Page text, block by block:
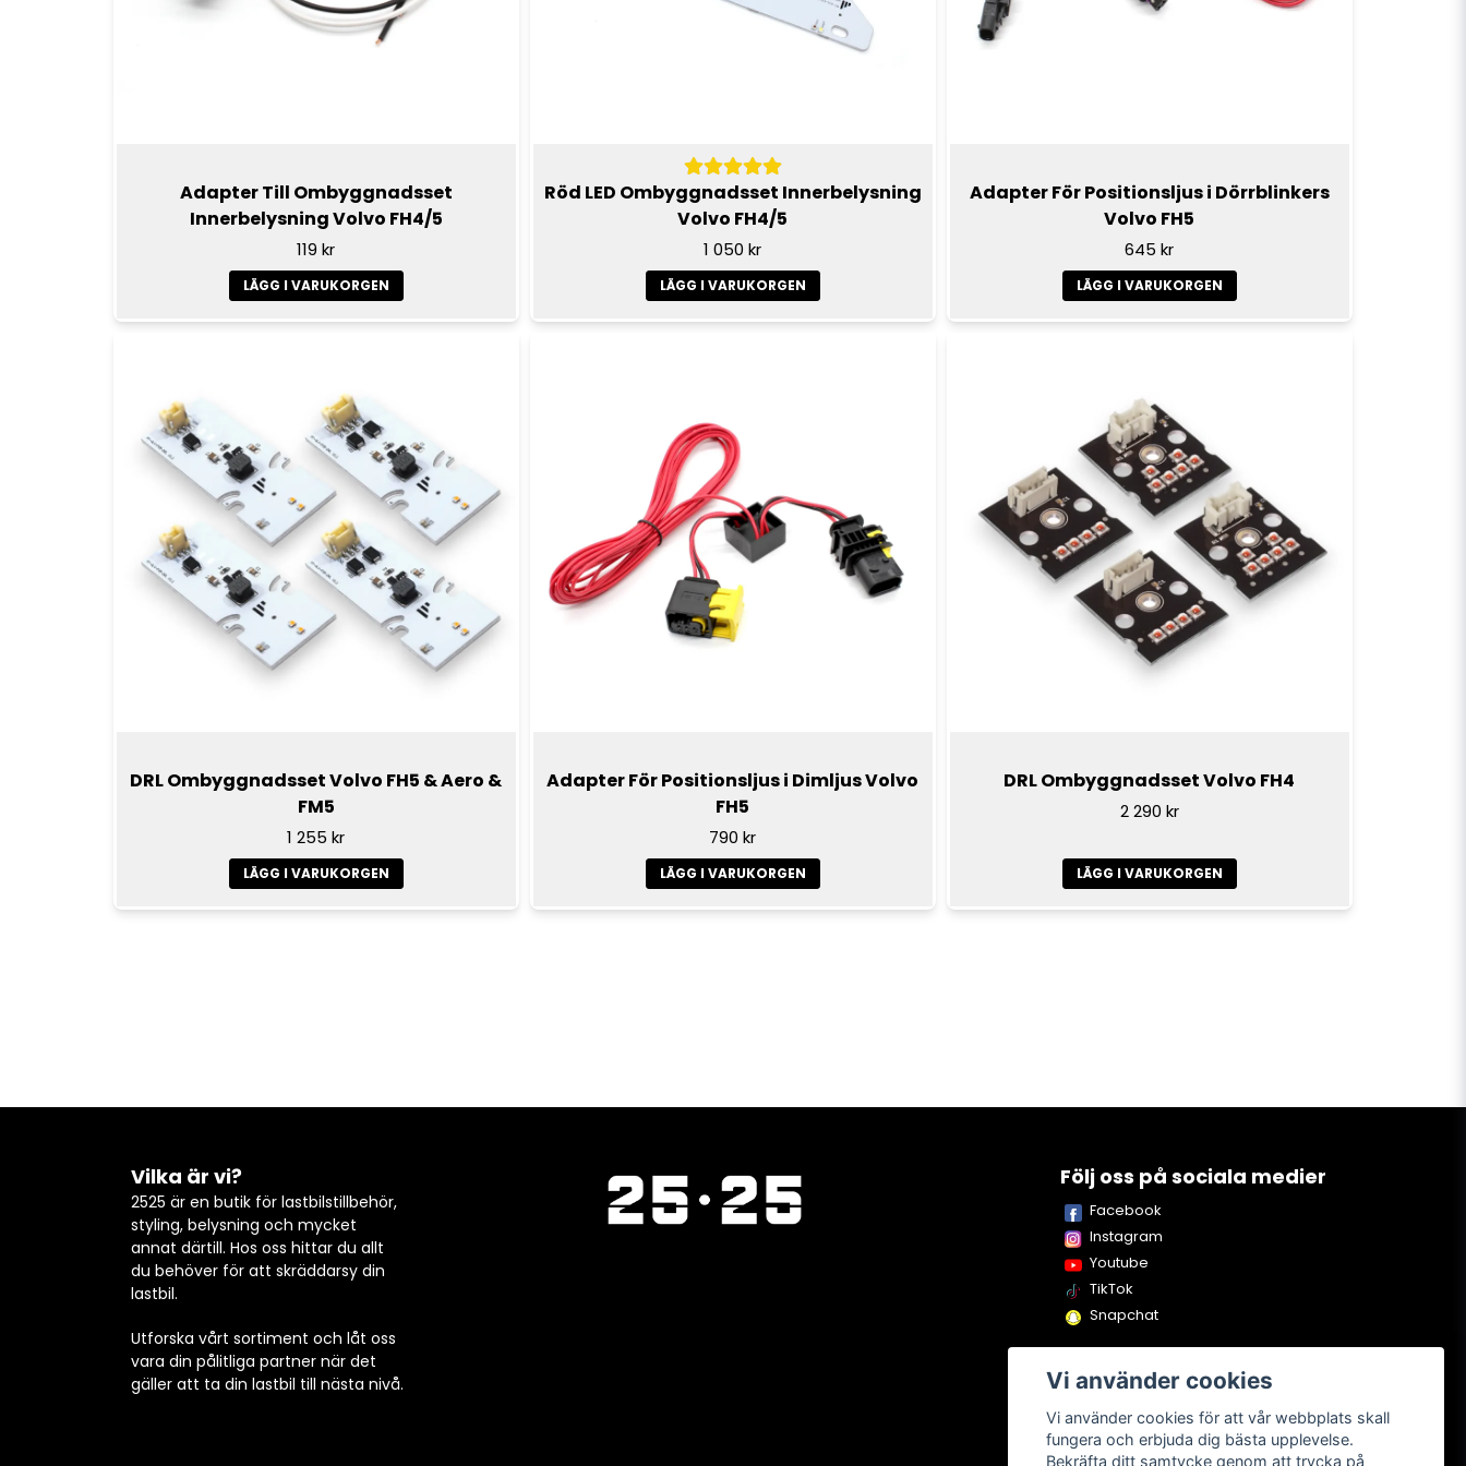
Skicka fråga
Adapter Till Ombyggnadsset
Innerbelysning Volvo FH4/5
119 kr
LÄGG I VARUKORGEN
Röd LED Ombyggnadsset Innerbelysning
Volvo FH4/5
1 050 kr
LÄGG I VARUKORGEN
Adapter För Positionsljus i Dörrblinkers
Volvo FH5
645 kr
LÄGG I VARUKORGEN
DRL Ombyggnadsset Volvo FH5 & Aero &
FM5
1 255 kr
LÄGG I VARUKORGEN
Adapter För Positionsljus i Dimljus Volvo
FH5
790 kr
LÄGG I VARUKORGEN
DRL Ombyggnadsset Volvo FH4
2 290 kr
LÄGG I VARUKORGEN
Vilka är vi?
2525 är en butik för lastbilstillbehör,
styling, belysning och mycket
annat därtill. Hos oss hittar du allt
du behöver för att skräddarsy din
lastbil.
Utforska vårt sortiment och låt oss
vara din pålitliga partner när det
gäller att ta din lastbil till nästa nivå.
Följ oss på sociala medier
Facebook
Instagram
Youtube
TikTok
Snapchat
Vi använder cookies
Vi använder cookies för att vår webbplats skall
fungera och erbjuda dig bästa upplevelse.
Bekräfta ditt samtycke genom att trycka på